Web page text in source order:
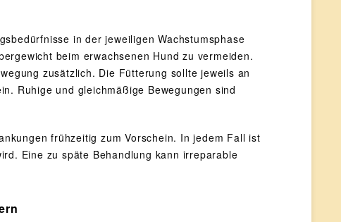
in der jeweiligen Wachstumsphase
beim erwachsenen Hund zu vermeiden.
zusätzlich. Die Fütterung sollte jeweils an
Ruhige und gleichmäßige Bewegungen sind
frühzeitig zum Vorschein. In jedem Fall ist
Eine zu späte Behandlung kann irreparable